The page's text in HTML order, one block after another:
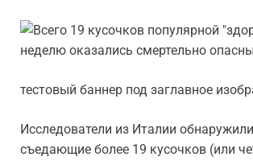
тестовый баннер под заглавное
Исследователи из Италии
съедающие более 19 кусочков (или